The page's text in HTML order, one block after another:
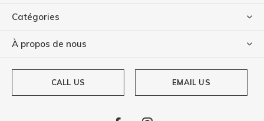
Catégories
À propos de nous
CALL US EMAIL US